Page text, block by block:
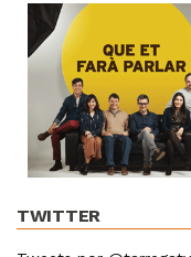
TWITTER